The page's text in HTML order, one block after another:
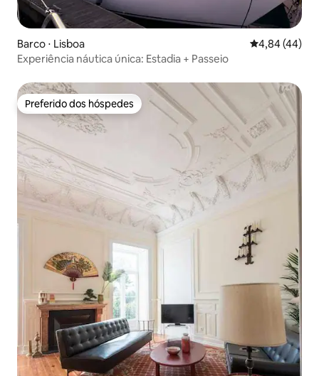
Barco ⋅ Lisboa 4,84 de uma
4,84 (44)
Experiência náutica única: Estadia + Passeio
Preferido dos hóspedes
Preferido dos hóspedes